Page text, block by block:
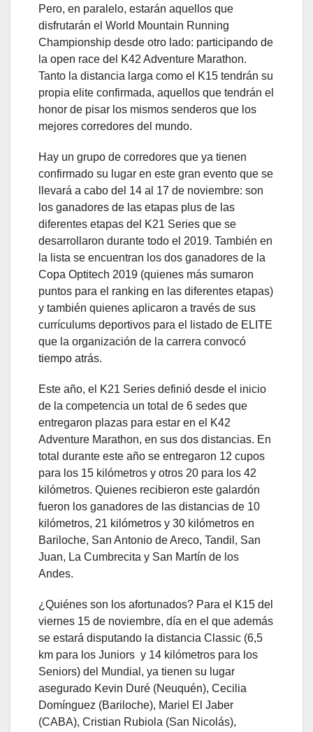
Pero, en paralelo, estarán aquellos que
disfrutarán el World Mountain Running
Championship desde otro lado: participando de
la open race del K42 Adventure Marathon.
Tanto la distancia larga como el K15 tendrán su
propia elite confirmada, aquellos que tendrán el
honor de pisar los mismos senderos que los
mejores corredores del mundo.
Hay un grupo de corredores que ya tienen
confirmado su lugar en este gran evento que se
llevará a cabo del 14 al 17 de noviembre: son
los ganadores de las etapas plus de las
diferentes etapas del K21 Series que se
desarrollaron durante todo el 2019. También en
la lista se encuentran los dos ganadores de la
Copa Optitech 2019 (quienes más sumaron
puntos para el ranking en las diferentes etapas)
y también quienes aplicaron a través de sus
currículums deportivos para el listado de ELITE
que la organización de la carrera convocó
tiempo atrás.
Este año, el K21 Series definió desde el inicio
de la competencia un total de 6 sedes que
entregaron plazas para estar en el K42
Adventure Marathon, en sus dos distancias. En
total durante este año se entregaron 12 cupos
para los 15 kilómetros y otros 20 para los 42
kilómetros. Quienes recibieron este galardón
fueron los ganadores de las distancias de 10
kilómetros, 21 kilómetros y 30 kilómetros en
Bariloche, San Antonio de Areco, Tandil, San
Juan, La Cumbrecita y San Martín de los
Andes.
¿Quiénes son los afortunados? Para el K15 del
viernes 15 de noviembre, día en el que además
se estará disputando la distancia Classic (6,5
km para los Juniors y 14 kilómetros para los
Seniors) del Mundial, ya tienen su lugar
asegurado Kevin Duré (Neuquén), Cecilia
Domínguez (Bariloche), Mariel El Jaber
(CABA), Cristian Rubiola (San Nicolás),